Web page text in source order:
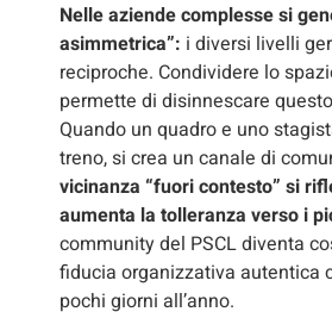
Nelle aziende complesse si
asimmetrica”: i diversi livelli
reciproche. Condividere lo
permette di disinnescare
Quando un quadro e uno
treno, si crea un canale di
vicinanza “fuori contesto” si
aumenta la tolleranza verso i
community del PSCL diventa
fiducia organizzativa autentica
pochi giorni all’anno.